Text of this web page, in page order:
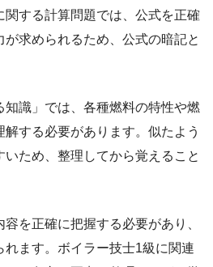
関する計算問題では、公式を正確
求められるため、公式の暗記と
知識」では、各種燃料の特性や燃
する必要があります。似たよう
ため、整理してから覚えること
容を正確に把握する必要があり、
ます。ボイラー技士1級に関連